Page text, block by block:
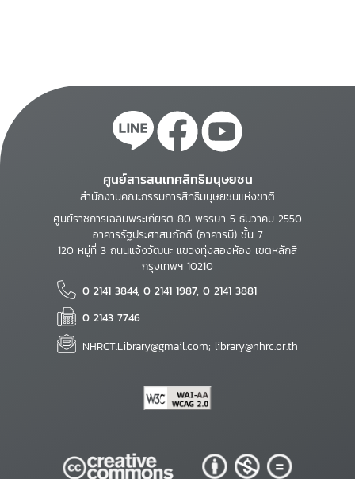
ศูนย์สารสนเทศสิทธิมนุษยชน
สำนักงานคณะกรรมการสิทธิมนุษยชนแห่งชาติ
ศูนย์ราชการเฉลิมพระเกียรติ 80 พรรษา 5 ธันวาคม 2550
อาคารรัฐประศาสนภักดี (อาคารบี) ชั้น 7
120 หมู่ที่ 3 ถนนแจ้งวัฒนะ แขวงทุ่งสองห้อง เขตหลักสี่
กรุงเทพฯ 10210
0 2141 3844, 0 2141 1987, 0 2141 3881
0 2143 7746
NHRCT.Library@gmail.com; library@nhrc.or.th